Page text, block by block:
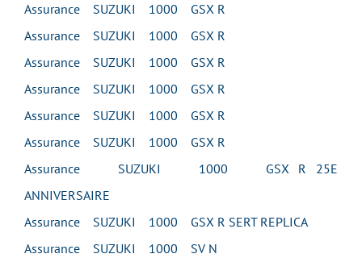
Assurance SUZUKI 1000 GSX R
Assurance SUZUKI 1000 GSX R
Assurance SUZUKI 1000 GSX R
Assurance SUZUKI 1000 GSX R
Assurance SUZUKI 1000 GSX R
Assurance SUZUKI 1000 GSX R
Assurance SUZUKI 1000 GSX R 25E
ANNIVERSAIRE
Assurance SUZUKI 1000 GSX R SERT REPLICA
Assurance SUZUKI 1000 SV N